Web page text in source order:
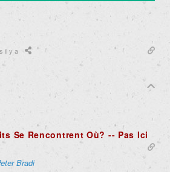
il y a
Se Rencontrent Où? -- Pas Ici
Bradi